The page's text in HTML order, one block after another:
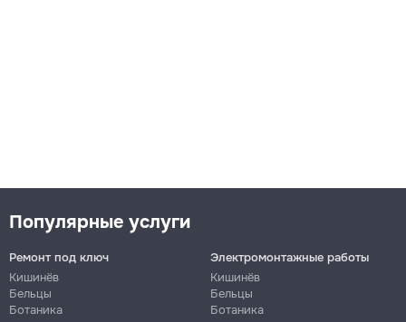
Популярные услуги
Ремонт под ключ
Кишинёв
Бельцы
Ботаника
Электромонтажные работы
Кишинёв
Бельцы
Ботаника